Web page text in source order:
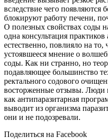
вследствие чего
блокируют работу печени,
О полезных свойствах соды
одна консультация
естественно, повлияло на
устоявшееся мнение о
соды. Как ни странно, но
подавляющее большинство
ректального содового
восторженные отзывы. Люди
как антипаразитарная
выводит из организма
они и не подозревали.
Поделиться на Facebook